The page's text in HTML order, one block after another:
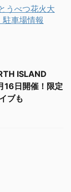
うべつ花火大
車場情報
ISLAND
16日開催！限定
ブも